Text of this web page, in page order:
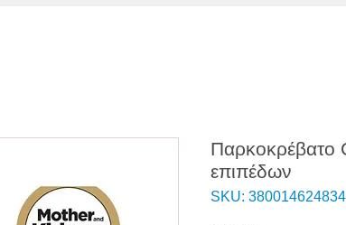
Παρκοκρέβατο
επιπέδων
SKU: